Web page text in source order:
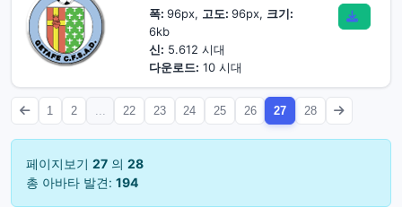
폭: 96px, 고도: 96px, 크기:
6kb
신: 5.612 시대
다운로드: 10 시대
1 2 22 23 24 25 26 27 28
페이지보기 27 의 28
총 아바타 발견: 194